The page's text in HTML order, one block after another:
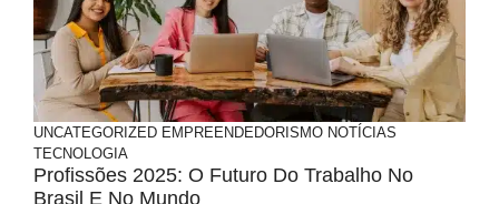
UNCATEGORIZED EMPREENDEDORISMO NOTÍCIAS
TECNOLOGIA
Profissões 2025: O Futuro Do Trabalho No
Brasil E No Mundo